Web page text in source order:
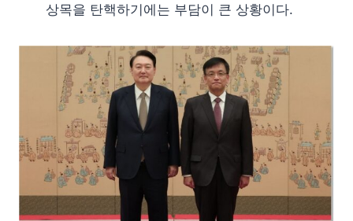
상목을 탄핵하기에는 부담이 큰 상황이다.